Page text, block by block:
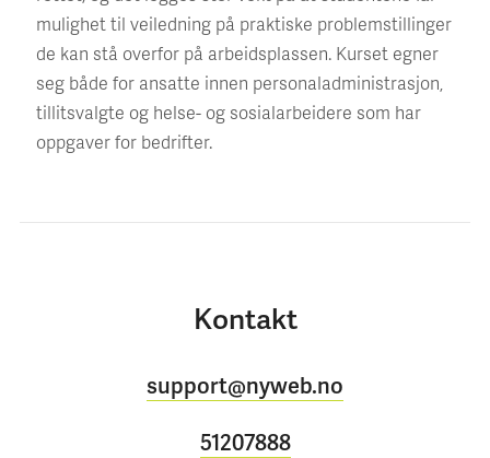
mulighet til veiledning på praktiske problemstillinger
de kan stå overfor på arbeidsplassen. Kurset egner
seg både for ansatte innen personaladministrasjon,
tillitsvalgte og helse- og sosialarbeidere som har
oppgaver for bedrifter.
Kontakt
support@nyweb.no
51207888